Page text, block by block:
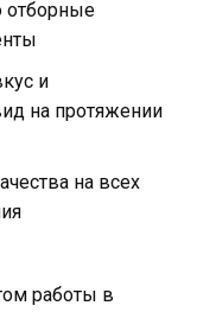
отборные
и
на протяжении
на всех
работы в